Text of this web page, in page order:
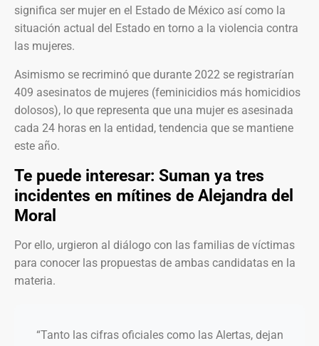
significa ser mujer en el Estado de México así como la
situación actual del Estado en torno a la violencia contra
las mujeres.
Asimismo se recriminó que durante 2022 se registrarían
409 asesinatos de mujeres (feminicidios más homicidios
dolosos), lo que representa que una mujer es asesinada
cada 24 horas en la entidad, tendencia que se mantiene
este año.
Te puede interesar: Suman ya tres
incidentes en mítines de Alejandra del
Moral
Por ello, urgieron al diálogo con las familias de víctimas
para conocer las propuestas de ambas candidatas en la
materia.
“Tanto las cifras oficiales como las Alertas, dejan